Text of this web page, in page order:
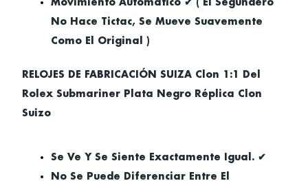
Movimiento Automático ✔ ( El Segundero
No Hace Tictac, Se Mueve Suavemente
Como El Original )
RELOJES DE FABRICACIÓN SUIZA Clon 1:1 Del
Rolex Submariner Plata Negro Réplica Clon
Suizo
Se Ve Y Se Siente Exactamente Igual. ✔
No Se Puede Diferenciar Entre El